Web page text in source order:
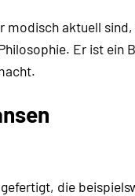
modisch aktuell
Er ist ein
die